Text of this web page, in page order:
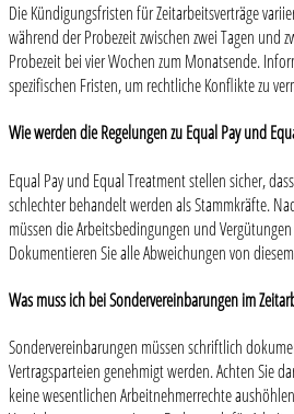
Die Kündigungsfristen für Zeitarbeitsverträge
während der Probezeit zwischen zwei Tagen und
Probezeit bei vier Wochen zum Monatsende.
spezifischen Fristen, um rechtliche Konflikte zu
Wie werden die Regelungen zu Equal Pay und
Equal Pay und Equal Treatment stellen sicher,
schlechter behandelt werden als Stammkräfte.
müssen die Arbeitsbedingungen und
Dokumentieren Sie alle Abweichungen von
Was muss ich bei Sondervereinbarungen im
Sondervereinbarungen müssen schriftlich
Vertragsparteien genehmigt werden. Achten Sie
keine wesentlichen Arbeitnehmerrechte